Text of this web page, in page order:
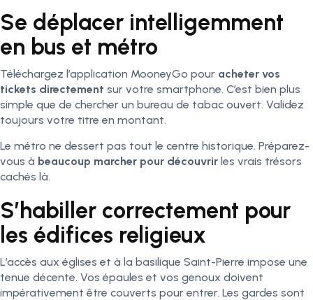
Se déplacer intelligemment
en bus et métro
Téléchargez l’application MooneyGo pour acheter vos
tickets directement sur votre smartphone. C’est bien plus
simple que de chercher un bureau de tabac ouvert. Validez
toujours votre titre en montant.
Le métro ne dessert pas tout le centre historique. Préparez-
vous à beaucoup marcher pour découvrir les vrais trésors
cachés là.
S’habiller correctement pour
les édifices religieux
L’accès aux églises et à la basilique Saint-Pierre impose une
tenue décente. Vos épaules et vos genoux doivent
impérativement être couverts pour entrer. Les gardes sont